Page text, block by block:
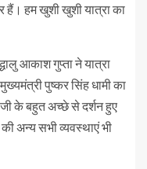
हैं। हम खुशी खुशी यात्रा का
आकाश गुप्ता ने यात्रा
पुष्कर सिंह धामी का
जी के बहुत अच्छे से दर्शन हुए
अन्य सभी व्यवस्थाएं भी